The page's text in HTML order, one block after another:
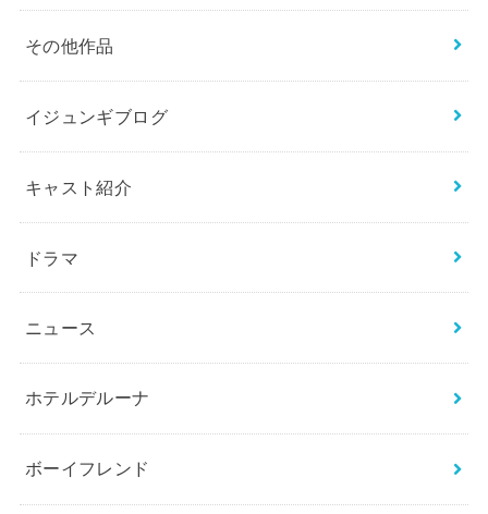
その他作品
イジュンギブログ
キャスト紹介
ドラマ
ニュース
ホテルデルーナ
ボーイフレンド